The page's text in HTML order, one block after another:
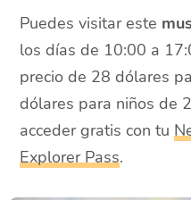
Puedes visitar este
los días de 10:00 a
precio de 28 dólares
dólares para niños de
acceder gratis con tu
Explorer Pass.